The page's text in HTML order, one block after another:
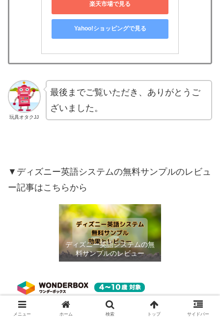
楽天市場で見る
Yahoo!ショッピングで見る
玩具オタクJJ
最後までご覧いただき、ありがとうご
ざいました。
▼ディズニー英語システムの無料サンプルのレビュ
ー記事はこちらから
ディズニー英語システムの無
料サンプルのレビュー
メニュー ホーム 検索 トップ サイドバー